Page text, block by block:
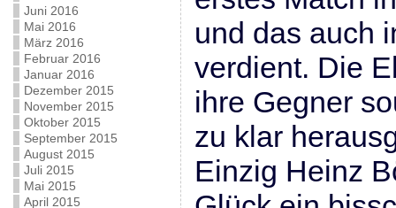
Juni 2016
Mai 2016
März 2016
Februar 2016
Januar 2016
Dezember 2015
November 2015
Oktober 2015
September 2015
August 2015
Juli 2015
Mai 2015
April 2015
und das auch
verdient. Die
ihre Gegner
zu klar
Einzig Heinz